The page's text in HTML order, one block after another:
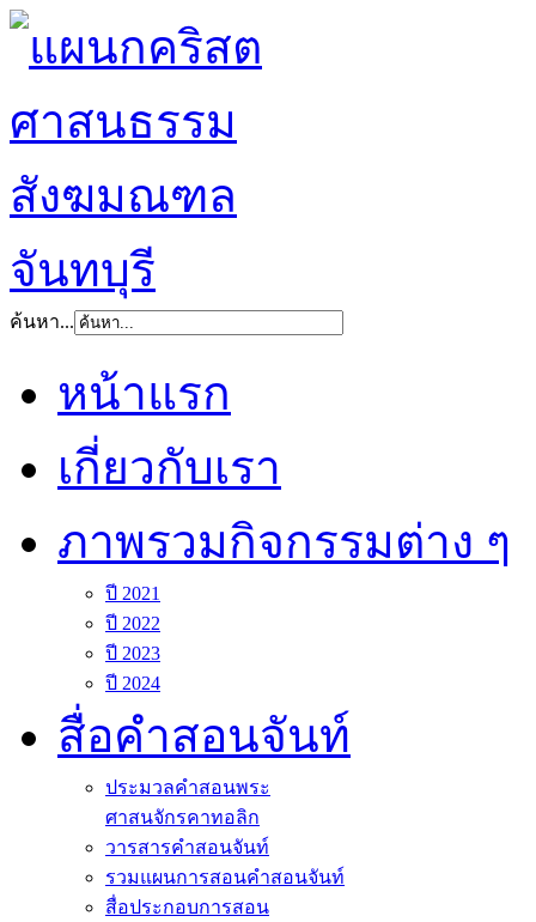
ค้นหา...
หน้าแรก
เกี่ยวกับเรา
ภาพรวมกิจกรรมต่าง ๆ
ปี 2021
ปี 2022
ปี 2023
ปี 2024
สื่อคำสอนจันท์
ประมวลคำสอนพระ
ศาสนจักรคาทอลิก
วารสารคำสอนจันท์
รวมแผนการสอนคำสอนจันท์
สื่อประกอบการสอน